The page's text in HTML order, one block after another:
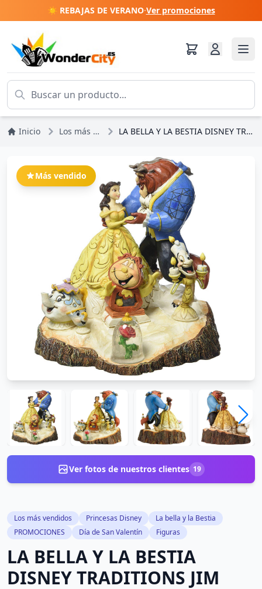
☀️ REBAJAS DE VERANO·Ver promociones
Inicio Los más vendidos LA BELLA Y LA BESTIA DISNEY TRADITIONS JIM SHORE
Más vendido
Ver fotos de nuestros clientes 19
Los más vendidos Princesas Disney
La bella y la Bestia
PROMOCIONES
Día de San Valentín Figuras
LA BELLA Y LA BESTIA
DISNEY TRADITIONS JIM